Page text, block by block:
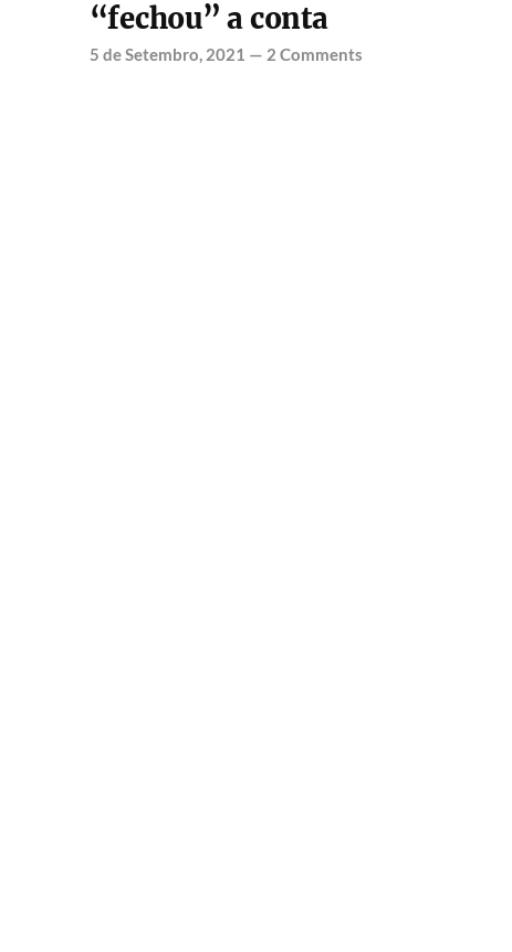
“fechou” a conta
5 de Setembro, 2021 — 2 Comments